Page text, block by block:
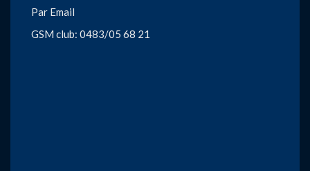
Par Email
GSM club: 0483/05 68 21